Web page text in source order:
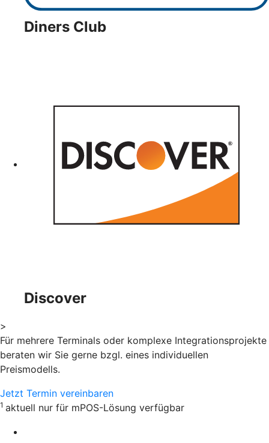
Diners Club
Discover
>
Für mehrere Terminals oder komplexe Integrationsprojekte
beraten wir Sie gerne bzgl. eines individuellen
Preismodells.
Jetzt Termin vereinbaren
1 aktuell nur für mPOS-Lösung verfügbar